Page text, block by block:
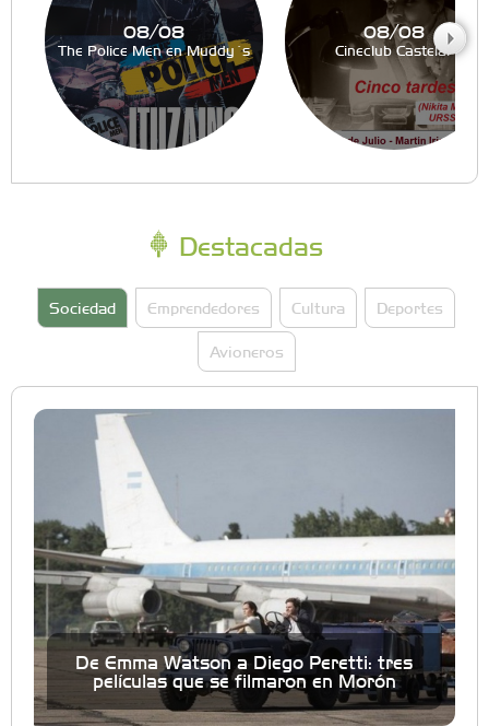
08/08
The Police Men en Muddy´s
08/08
Cineclub Castelar
Destacadas
Sociedad Emprendedores Cultura Deportes
Avioneros
De Emma Watson a Diego Peretti: tres
películas que se filmaron en Morón